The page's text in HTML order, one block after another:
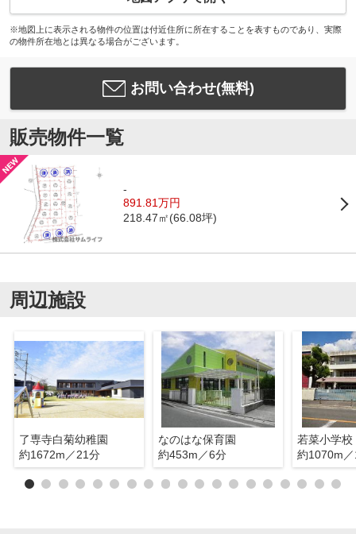
※地図上に表示される物件の位置は付近住所に所在することを表すものであり、実際
の物件所在地とは異なる場合がございます。
お問い合わせ(無料)
販売物件一覧
-
891.81万円
218.47㎡(66.08坪)
周辺施設
了専寺白菊幼稚園
約1672m／21分
なのはな保育園
約453m／6分
若菜小学校
約1070m